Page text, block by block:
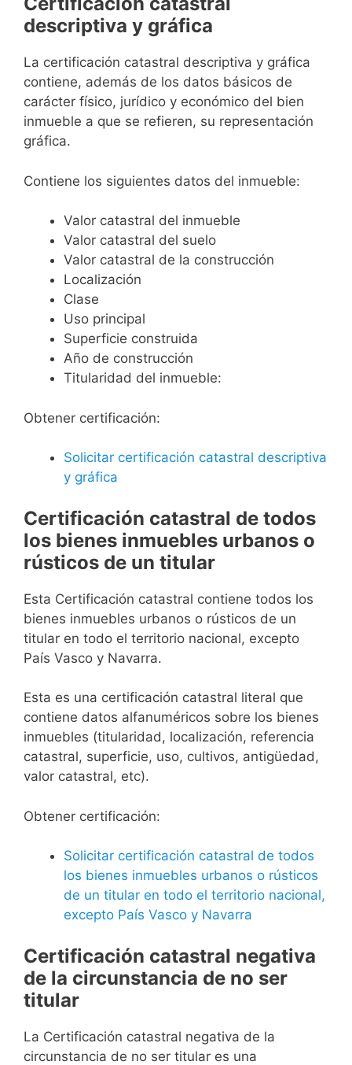
descriptiva y gráfica
La certificación catastral descriptiva y gráfica
contiene, además de los datos básicos de
carácter físico, jurídico y económico del bien
inmueble a que se refieren, su representación
gráfica.
Contiene los siguientes datos del inmueble:
Valor catastral del inmueble
Valor catastral del suelo
Valor catastral de la construcción
Localización
Clase
Uso principal
Superficie construida
Año de construcción
Titularidad del inmueble:
Obtener certificación:
Solicitar certificación catastral descriptiva
y gráfica
Certificación catastral de todos
los bienes inmuebles urbanos o
rústicos de un titular
Esta Certificación catastral contiene todos los
bienes inmuebles urbanos o rústicos de un
titular en todo el territorio nacional, excepto
País Vasco y Navarra.
Esta es una certificación catastral literal que
contiene datos alfanuméricos sobre los bienes
inmuebles (titularidad, localización, referencia
catastral, superficie, uso, cultivos, antigüedad,
valor catastral, etc).
Obtener certificación:
Solicitar certificación catastral de todos
los bienes inmuebles urbanos o rústicos
de un titular en todo el territorio nacional,
excepto País Vasco y Navarra
Certificación catastral negativa
de la circunstancia de no ser
titular
La Certificación catastral negativa de la
circunstancia de no ser titular es una